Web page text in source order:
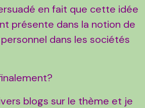
en fait que cette idée
présente dans la notion de
dans les sociétés
blogs sur le thème et je